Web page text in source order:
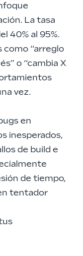
La tasa
40% al 95%.
“arreglo
o “cambia X
vez.
en
inesperados,
de build e
de tiempo,
tentador